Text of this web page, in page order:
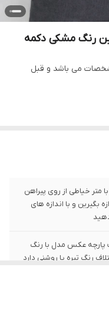
رنگ مشکی دکمه
می باشد و قبل
متر خیاطی از روی پیراهن
بگیرین و با اندازه های
پارچه عکس مدل با رنگ
رنگ تیره یا روشنی دارد